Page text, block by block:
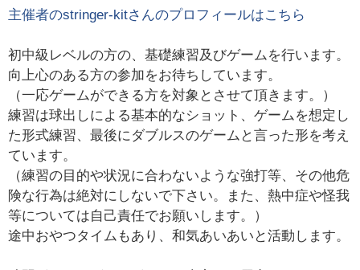
主催者のstringer-kitさんのプロフィールはこちら
初中級レベルの方の、基礎練習及びゲームを行います。
向上心のある方の参加をお待ちしています。
（一応ゲームができる方を対象とさせて頂きます。）
練習は球出しによる基本的なショット、ゲームを想定し
た形式練習、最後にダブルスのゲームと言った形を考え
ています。
（練習の目的や状況に合わないような強打等、その他危
険な行為は絶対にしないで下さい。また、熱中症や怪我
等については自己責任でお願いします。）
途中おやつタイムもあり、和気あいあいと活動します。